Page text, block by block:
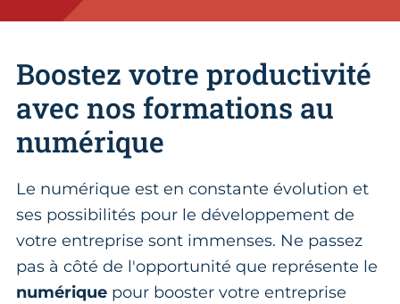
Boostez votre productivité
avec nos formations au
numérique
Le numérique est en constante évolution et
ses possibilités pour le développement de
votre entreprise sont immenses. Ne passez
pas à côté de l'opportunité que représente le
numérique pour booster votre entreprise